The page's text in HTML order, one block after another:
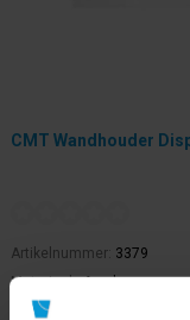
CMT Wandhouder
Artikelnummer: 3379
Materiaal: Acryl